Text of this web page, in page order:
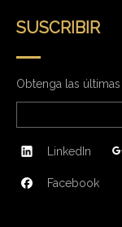
SUSCRIBIR
Obtenga las
LinkedIn
Facebook